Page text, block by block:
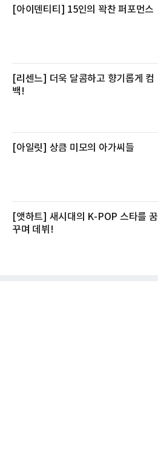
[아이덴티티] 15인의 꽉찬 퍼포먼스
[리센느] 더욱 달콤하고 향기롭게 컴
백!
[아일릿] 상큼 미모의 아가씨들
[앳하트] 새시대의 K-POP 스타를 꿈
꾸며 데뷔!